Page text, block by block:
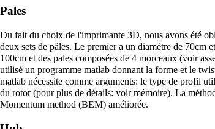
Pales
Du fait du choix de l'imprimante 3D, nous avons été
deux sets de pâles. Le premier a un diamètre de 70cm
100cm et des pales composées de 4 morceaux (voir
utilisé un programme matlab donnant la forme et le
matlab nécessite comme arguments: le type de profil
du rotor (pour plus de détails: voir mémoire). La
Momentum method (BEM) améliorée.